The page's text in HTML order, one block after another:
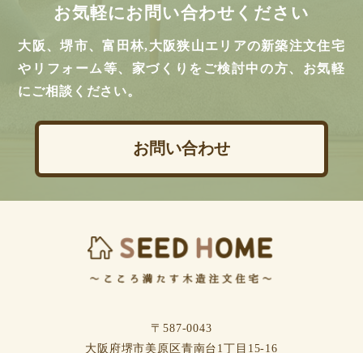
お気軽にお問い合わせください
大阪、堺市、富田林,大阪狭山エリアの新築注文住宅
やリフォーム等、家づくりをご検討中の方、お気軽
にご相談ください。
お問い合わせ
〒587-0043
⼤阪府堺市美原区⻘南台1丁⽬15-16